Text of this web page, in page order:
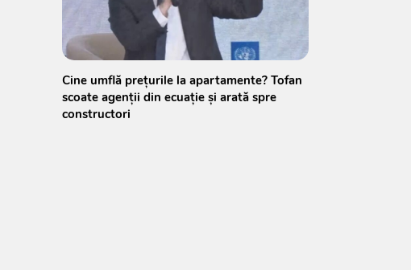
Cine umflă prețurile la apartamente? Tofan
scoate agenții din ecuație și arată spre
constructori